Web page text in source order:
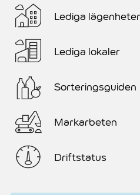
Lediga lägenheter
Lediga lokaler
Sorteringsguiden
Markarbeten
Driftstatus